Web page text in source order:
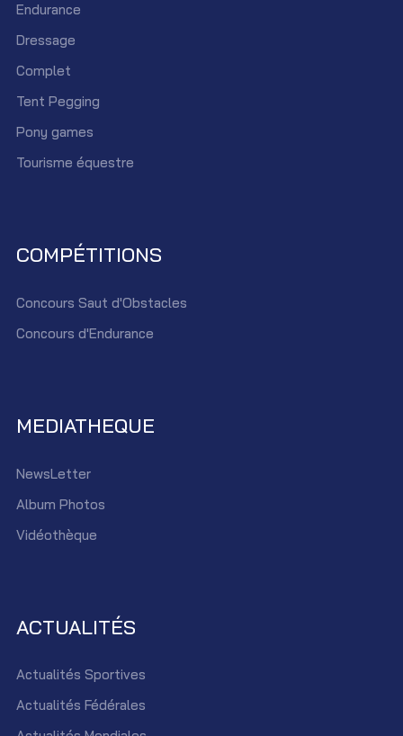
Endurance
Dressage
Complet
Tent Pegging
Pony games
Tourisme équestre
COMPÉTITIONS
Concours Saut d'Obstacles
Concours d'Endurance
MEDIATHEQUE
NewsLetter
Album Photos
Vidéothèque
ACTUALITÉS
Actualités Sportives
Actualités Fédérales